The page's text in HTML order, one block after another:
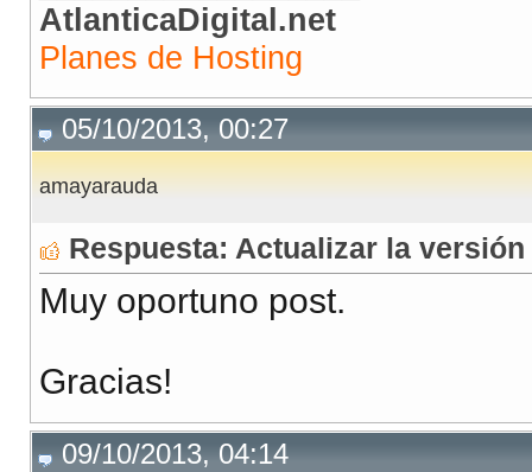
AtlanticaDigital.net
Planes de Hosting
05/10/2013, 00:27
amayarauda
Respuesta: Actualizar la versión
Muy oportuno post.
Gracias!
09/10/2013, 04:14